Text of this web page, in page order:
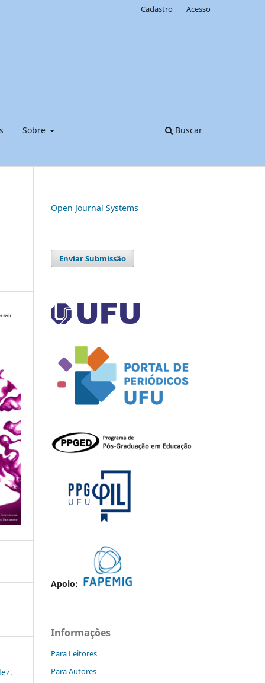
Sobre Buscar
Cadastro Acesso
Open Journal Systems
Enviar Submissão
Apoio:
Informações
Para Leitores
Para Autores